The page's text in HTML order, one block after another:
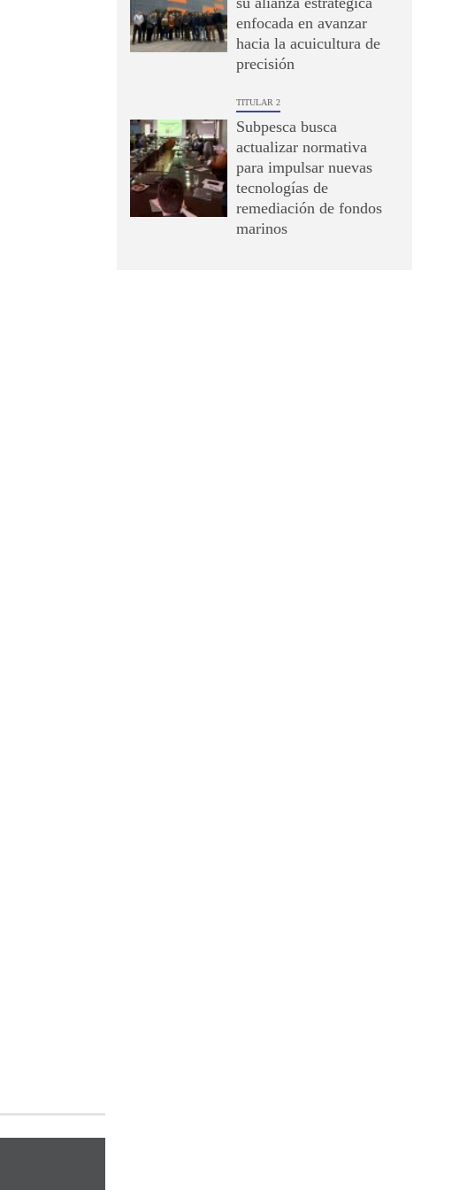
enfocada en avanzar
hacia la acuicultura de
precisión
TITULAR 2
Subpesca busca
actualizar normativa
para impulsar nuevas
tecnologías de
remediación de fondos
marinos